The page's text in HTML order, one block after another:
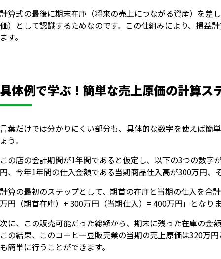
計算式の最後に期末在庫（将来の売上につながる資産）を差
価）として認識するためなのです。この仕組みにより、損益
ます。
具体例で学ぶ！簡単な売上原価の計算ス
言葉だけでは分かりにくい部分も、具体的な数字を使えば簡
ょう。
この店の会計期間が1年間であると仮定し、以下の3つの数
円、今年1年間の仕入金額である当期商品仕入高が300万円
計算の最初のステップとして、期首の在庫と当期の仕入を合
万円（期首在庫）+ 300万円（当期仕入）= 400万円」となり
次に、この販売可能だった総額から、期末に残った在庫の金
この結果、このコーヒー豆販売業の当期の売上原価は320万
も簡単に行うことができます。